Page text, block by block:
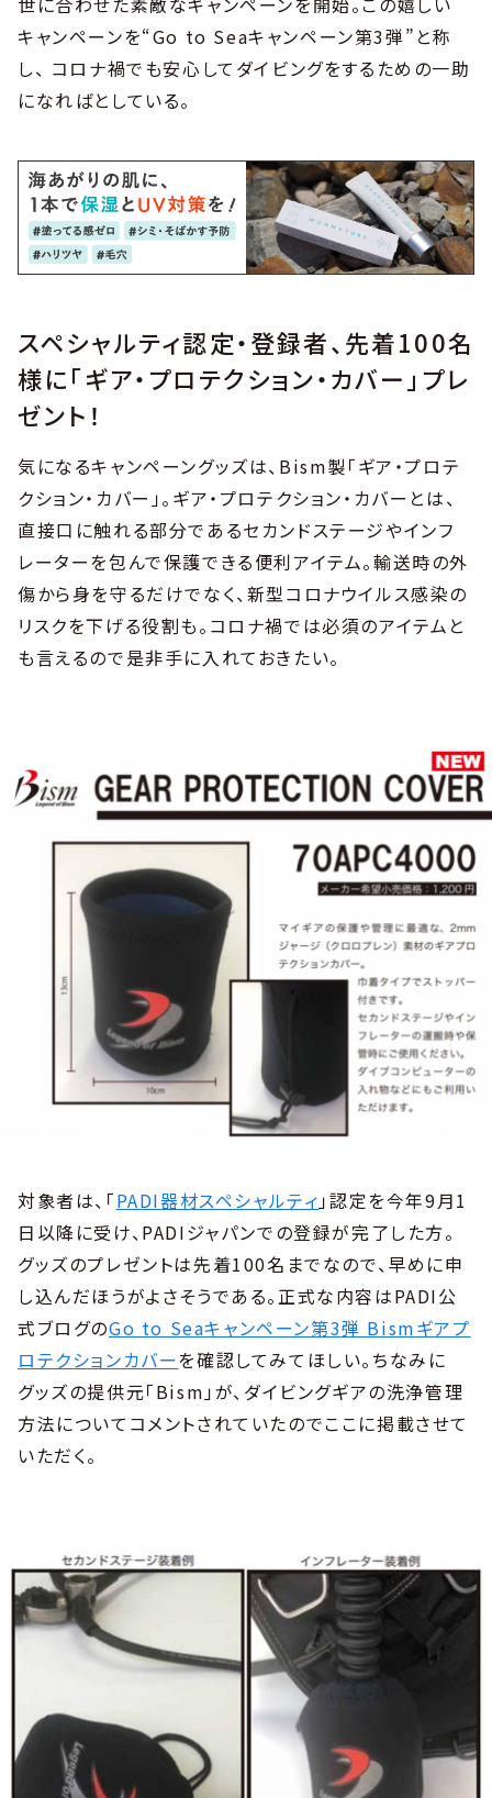
キャンペーンを“Go to Seaキャンペーン第3弾”と称
し、 コロナ禍でも安心してダイビングをするための一助
になればとしている。
スペシャルティ認定・登録者、先着100名
様に「ギア・プロテクション・カバー」プレ
ゼント！
気になるキャンペーングッズは、Bism製「ギア・プロテ
クション・カバー」。ギア・プロテクション・カバーとは、
直接口に触れる部分であるセカンドステージやインフ
レーターを包んで保護できる便利アイテム。輸送時の外
傷から身を守るだけでなく、新型コロナウイルス感染の
リスクを下げる役割も。コロナ禍では必須のアイテムと
も言えるので是非手に入れておきたい。
対象者は、「PADI器材スペシャルティ」認定を今年9月1
日以降に受け、PADIジャパンでの登録が完了した方。
グッズのプレゼントは先着100名までなので、早めに申
し込んだほうがよさそうである。正式な内容はPADI公
式ブログのGo to Seaキャンペーン第3弾 Bismギアプ
ロテクションカバーを確認してみてほしい。ちなみに
グッズの提供元「Bism」が、ダイビングギアの洗浄管理
方法についてコメントされていたのでここに掲載させて
いただく。